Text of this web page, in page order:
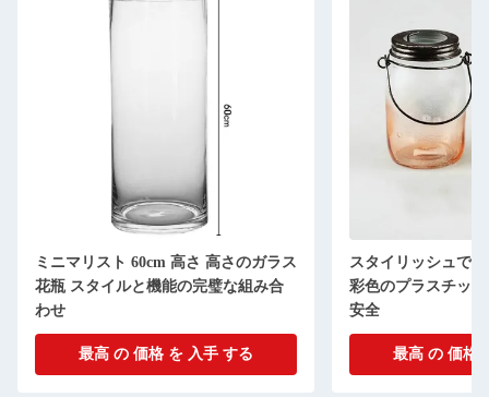
ミニマリスト 60cm 高さ 高さのガラス
花瓶 スタイルと機能の完璧な組み合
わせ
最高 の 価格 を 入手 する
スタイリッシュで
彩色のプラスチッ
安全
最高 の 価格